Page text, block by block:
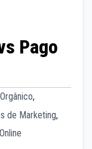
Pago
,
de Marketing,